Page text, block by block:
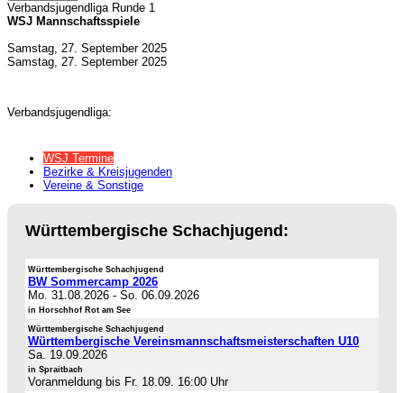
Verbandsjugendliga Runde 1
WSJ Mannschaftsspiele
Samstag, 27. September 2025
Samstag, 27. September 2025
Verbandsjugendliga:
WSJ Termine
Bezirke & Kreisjugenden
Vereine & Sonstige
Württembergische Schachjugend:
Württembergische Schachjugend
BW Sommercamp 2026
Mo. 31.08.2026 - So. 06.09.2026
in Horschhof Rot am See
Württembergische Schachjugend
Württembergische Vereinsmannschaftsmeisterschaften U10
Sa. 19.09.2026
in Spraitbach
Voranmeldung bis Fr. 18.09. 16:00 Uhr